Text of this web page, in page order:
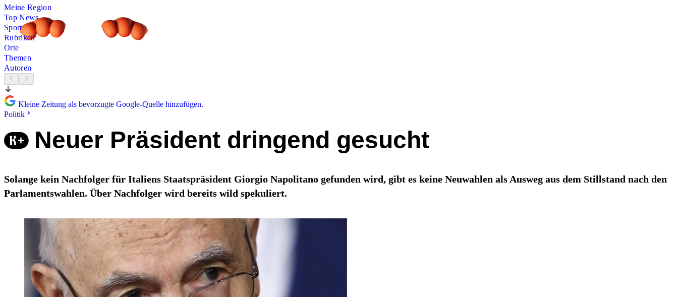
Meine Region
Top News
Sport
Rubriken
Orte
Themen
Autoren
Kleine Zeitung als bevorzugte Google-Quelle hinzufügen.
Politik
Neuer Präsident dringend gesucht
Solange kein Nachfolger für Italiens Staatspräsident Giorgio Napolitano gefunden wird, gibt es keine Neuwahlen als Ausweg aus dem Stillstand nach den
Parlamentswahlen. Über Nachfolger wird bereits wild spekuliert.